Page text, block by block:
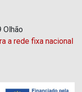
Olhão
a rede fixa nacional